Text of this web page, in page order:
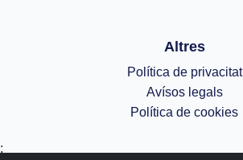
Altres
Política de privacitat
Avísos legals
Política de cookies
;